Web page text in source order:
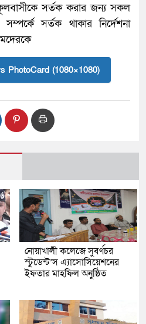
সর্তক করার জন্য সকল
সর্তক থাকার নির্দেশনা
PhotoCard (1080×1080)
নোয়াখালী কলেজে সুবর্ণচর
স্টুডেন্ট’স এ্যাসোসিয়েশনের
ইফতার মাহফিল অনুষ্ঠিত